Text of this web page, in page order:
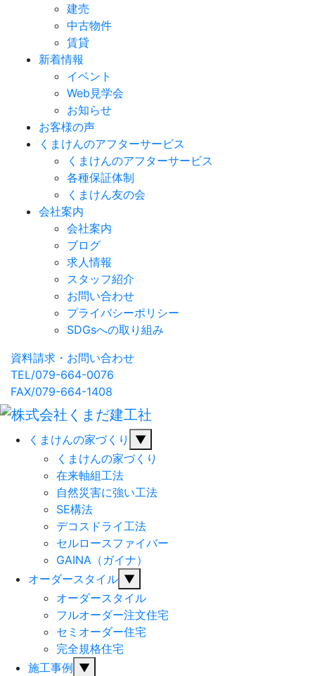
建売
中古物件
賃貸
新着情報
イベント
Web見学会
お知らせ
お客様の声
くまけんのアフターサービス
くまけんのアフターサービス
各種保証体制
くまけん友の会
会社案内
会社案内
ブログ
求人情報
スタッフ紹介
お問い合わせ
プライバシーポリシー
SDGsへの取り組み
資料請求・お問い合わせ
TEL/079-664-0076
FAX/079-664-1408
くまけんの家づくり
▼
くまけんの家づくり
在来軸組工法
自然災害に強い工法
SE構法
デコスドライ工法
セルロースファイバー
GAINA（ガイナ）
オーダースタイル ▼
オーダースタイル
フルオーダー注文住宅
セミオーダー住宅
完全規格住宅
施工事例 ▼